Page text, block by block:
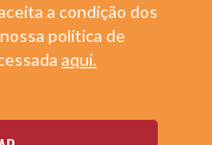
a condição dos
política de
aqui.
DIREITOS RESERVADOS.